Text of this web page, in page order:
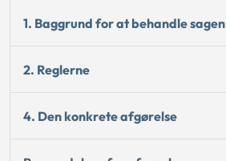
1. Baggrund for at behandle sagen
2. Reglerne
4. Den konkrete afgørelse